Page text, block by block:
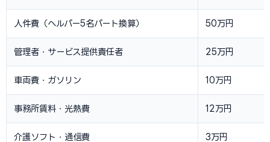
人件費（ヘルパー5名パート換算） 50万円
管理者・サービス提供責任者 25万円
車両費・ガソリン 10万円
事務所賃料・光熱費 12万円
介護ソフト・通信費 3万円